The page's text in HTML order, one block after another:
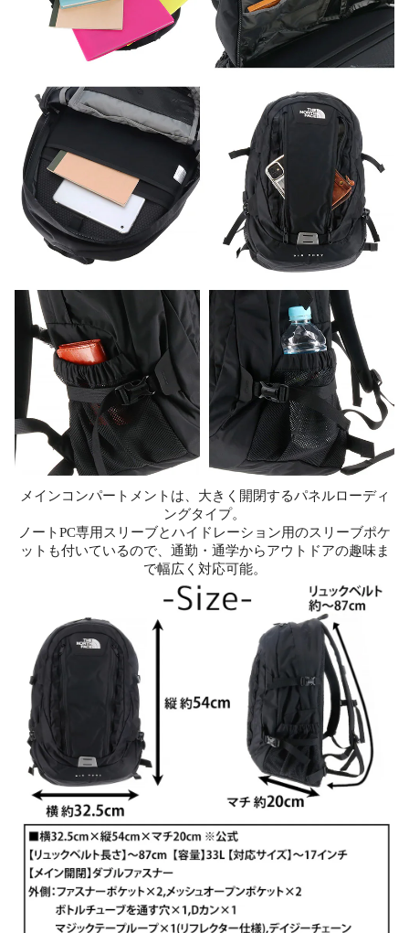
メインコンパートメントは、大きく開閉するパネルローディ
ングタイプ。
ノートPC専用スリーブとハイドレーション用のスリーブポケ
ットも付いているので、通勤・通学からアウトドアの趣味ま
で幅広く対応可能。